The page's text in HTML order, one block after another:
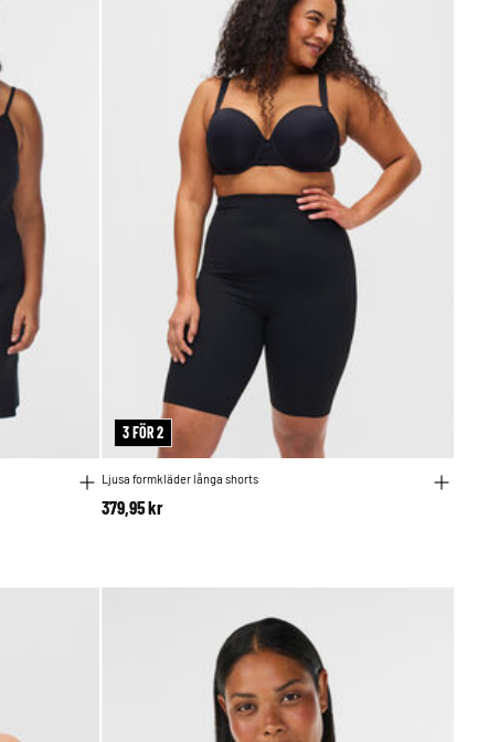
3 FÖR 2
Ljusa formkläder långa shorts
379,95 kr